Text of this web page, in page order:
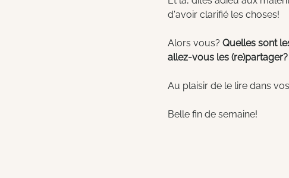
d'avoir clarifié les choses!
Alors vous? Quelles sont
allez-vous les (re)partager?
Au plaisir de le lire dans
Belle fin de semaine!